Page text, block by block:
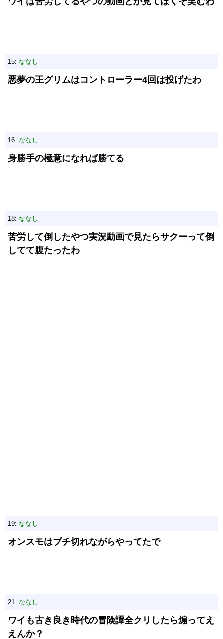
15: ななし
悪夢の王グリムはコントローラー4回は投げたわ
16: ななし
身勝手の極意になれば勝てる
18: ななし
苦労して倒したやつ実況動画で見たらサクーって倒
してて腹たったわ
19: ななし
オンスモはブチ切れながらやってたで
21: ななし
ワイも古き良き時代の冒険譚全クリしたら煽ってえ
えんか？